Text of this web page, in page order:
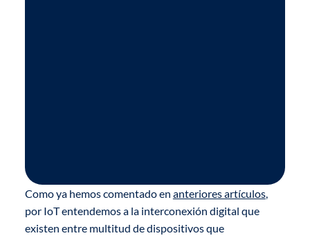
Como ya hemos comentado en anteriores artículos,
por IoT entendemos a la interconexión digital que
existen entre multitud de dispositivos que